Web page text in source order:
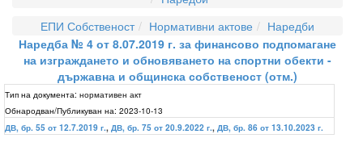
ЕПИ Собственост
Нормативни актове
Наредби
Наредба № 4 от 8.07.2019 г. за финансово подпомагане
на изграждането и обновяването на спортни обекти -
държавна и общинска собственост (отм.)
Тип на документа: нормативен акт
Обнародван/Публикуван на: 2023-10-13
ДВ, бр. 55 от 12.7.2019 г., ДВ, бр. 75 от 20.9.2022 г., ДВ, бр. 86 от 13.10.2023 г.